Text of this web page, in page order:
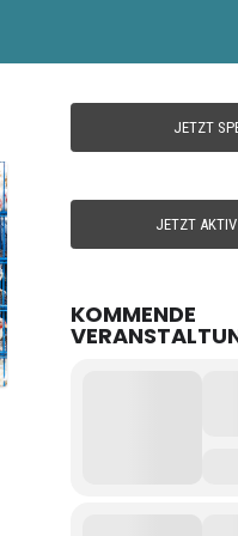
JETZT
JETZT AKTIV
KOMMENDE